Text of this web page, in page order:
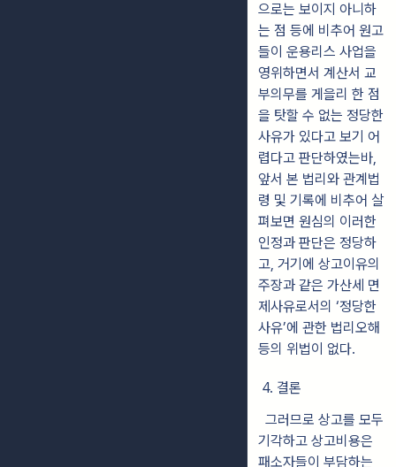
으로는 보이지 아니하
는 점 등에 비추어 원고
들이 운용리스 사업을
영위하면서 계산서 교
부의무를 게을리 한 점
을 탓할 수 없는 정당한
사유가 있다고 보기 어
렵다고 판단하였는바,
앞서 본 법리와 관계법
령 및 기록에 비추어 살
펴보면 원심의 이러한
인정과 판단은 정당하
고, 거기에 상고이유의
주장과 같은 가산세 면
제사유로서의 ‘정당한
사유’에 관한 법리오해
등의 위법이 없다.
4. 결론
그러므로 상고를 모두
기각하고 상고비용은
패소자들이 부담하는